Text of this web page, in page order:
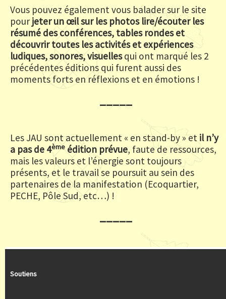
Vous pouvez également vous balader sur le site
pour jeter un œil sur les photos lire/écouter les
résumé des conférences, tables rondes et
découvrir toutes les activités et expériences
ludiques, sonores, visuellesqui ont marqué les 2
précédentes éditions qui furent aussi des
moments forts en réflexions et en émotions !
_____
Les JAU sont actuellement « en stand-by » et il n’y
a pas de 4èmeédition prévue, faute de ressources,
mais les valeurs et l’énergie sont toujours
présents, et le travail se poursuit au sein des
partenaires de la manifestation (Ecoquartier,
PECHE, Pôle Sud, etc…) !
_____
Soutiens